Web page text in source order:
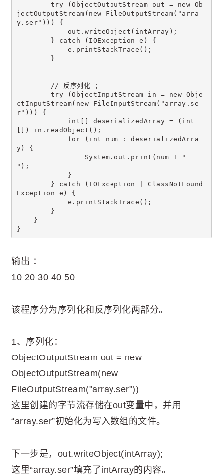
try (ObjectOutputStream out = new Ob
jectOutputStream(new FileOutputStream("arra
y.ser"))) {
out.writeObject(intArray);
} catch (IOException e) {
e.printStackTrace();
}
// 反序列化 ；
try (ObjectInputStream in = new Obje
ctInputStream(new FileInputStream("array.se
r"))) {
int[] deserializedArray = (int
[]) in.readObject();
for (int num : deserializedArra
y) {
System.out.print(num + "
");
}
} catch (IOException | ClassNotFound
Exception e) {
e.printStackTrace();
}
}
}
输出 ：
10 20 30 40 50
该程序分为序列化和反序列化两部分。
1、序列化：
ObjectOutputStream out = new
ObjectOutputStream(new
FileOutputStream("array.ser"))
这里创建的字节流存储在out变量中，并用
“array.ser”初始化为写入数组的文件。
下一步是，out.writeObject(intArray);
这里“array.ser”填充了intArray的内容。